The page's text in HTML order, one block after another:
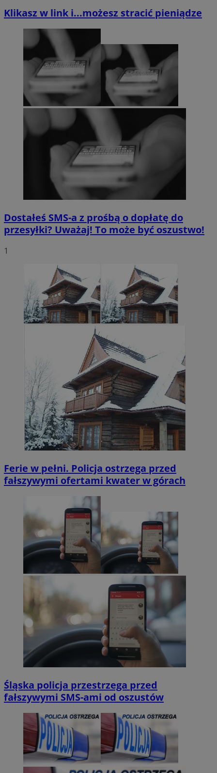
Klikasz w link i...możesz stracić pieniądze
Dostałeś SMS-a z prośbą o dopłatę do
przesyłki? Uważaj! To może być oszustwo!
1
Ferie w pełni. Policja ostrzega przed
fałszywymi ofertami kwater w górach
Śląska policja przestrzega przed
fałszywymi SMS-ami od oszustów